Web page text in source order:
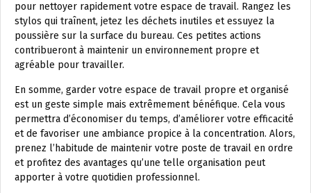
pour nettoyer rapidement votre espace de travail. Rangez les
stylos qui traînent, jetez les déchets inutiles et essuyez la
poussière sur la surface du bureau. Ces petites actions
contribueront à maintenir un environnement propre et
agréable pour travailler.
En somme, garder votre espace de travail propre et organisé
est un geste simple mais extrêmement bénéfique. Cela vous
permettra d’économiser du temps, d’améliorer votre efficacité
et de favoriser une ambiance propice à la concentration. Alors,
prenez l’habitude de maintenir votre poste de travail en ordre
et profitez des avantages qu’une telle organisation peut
apporter à votre quotidien professionnel.